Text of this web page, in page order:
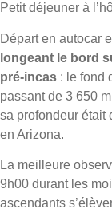
Petit déjeuner à
Départ en autocar
longeant le bord
pré-incas : le fond
passant de 3 650
sa profondeur était
en Arizona.
La meilleure
9h00 durant les
ascendants